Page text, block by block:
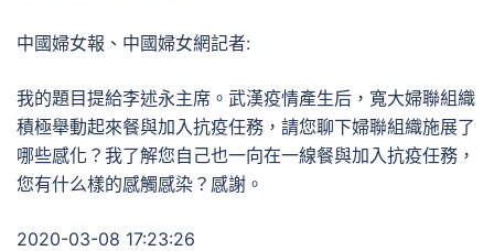
中國婦女報、中國婦女網記者:
我的題目提給李述永主席。武漢疫情產生后，寬大婦聯組織
積極舉動起來餐與加入抗疫任務，請您聊下婦聯組織施展了
哪些感化？我了解您自己也一向在一線餐與加入抗疫任務，
您有什么樣的感觸感染？感謝。
2020-03-08 17:23:26